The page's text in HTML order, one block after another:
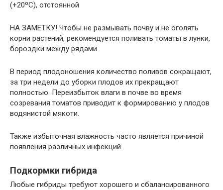
(+20ºC), отстоянной
НА ЗАМЕТКУ! Чтобы не размывать почву и не оголять
корни растений, рекомендуется поливать томаты в лунки,
бороздки между рядами.
В период плодоношения количество поливов сокращают,
за три недели до уборки плодов их прекращают
полностью. Переизбыток влаги в почве во время
созревания томатов приводит к формированию у плодов
водянистой мякоти.
Также избыточная влажность часто является причиной
появления различных инфекций.
Подкормки гибрида
Любые гибриды требуют хорошего и сбалансированного